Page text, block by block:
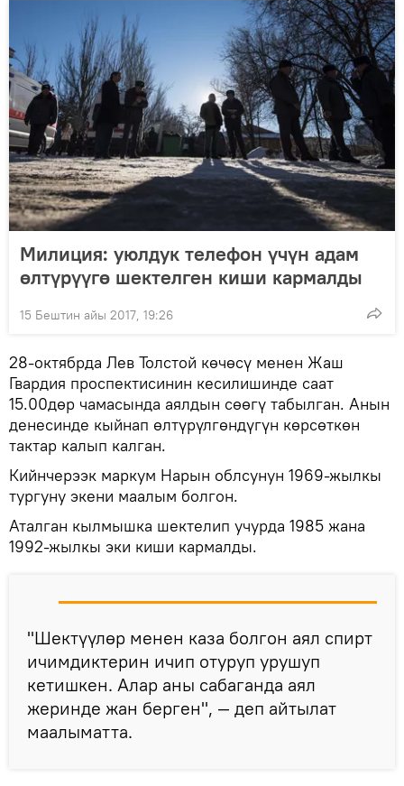
Милиция: уюлдук телефон үчүн адам
өлтүрүүгө шектелген киши кармалды
15 Бештин айы 2017, 19:26
28-октябрда Лев Толстой көчөсү менен Жаш
Гвардия проспектисинин кесилишинде саат
15.00дөр чамасында аялдын сөөгү табылган. Анын
денесинде кыйнап өлтүрүлгөндүгүн көрсөткөн
тактар калып калган.
Кийнчерээк маркум Нарын облсунун 1969-жылкы
тургуну экени маалым болгон.
Аталган кылмышка шектелип учурда 1985 жана
1992-жылкы эки киши кармалды.
"Шектүүлөр менен каза болгон аял спирт
ичимдиктерин ичип отуруп урушуп
кетишкен. Алар аны сабаганда аял
жеринде жан берген", — деп айтылат
маалыматта.